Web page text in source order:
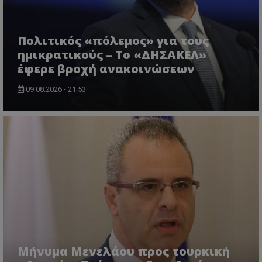
Πολιτικός «πόλεμος» για τους
ημικρατικούς – Το «ΔΗΣΑΚΕΛ»
έφερε βροχή ανακοινώσεων
09.08.2026 - 21:53
Μήνυμα Μενελάου προς τουρκική
VISITOR_PRIVACY_METADATA
YouTube
.youtube.com